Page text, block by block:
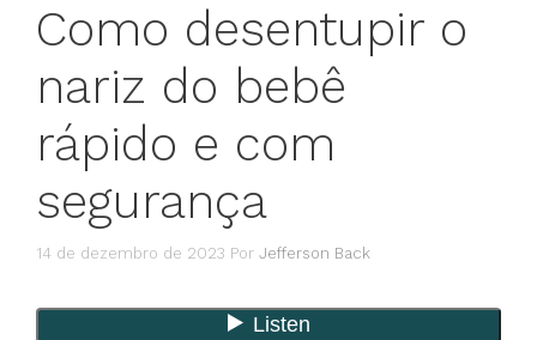
Como desentupir o
nariz do bebê
rápido e com
segurança
14 de dezembro de 2023 Por Jefferson Back